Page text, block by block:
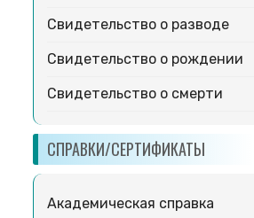
Свидетельство о разводе
Свидетельство о рождении
Свидетельство о смерти
СПРАВКИ/СЕРТИФИКАТЫ
Академическая справка